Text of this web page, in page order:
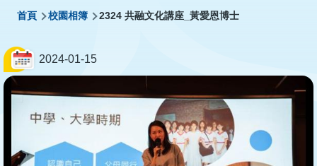
導
連
結
首頁 校園相簿 2324 共融文化講座_黃愛恩博士
2024-01-15